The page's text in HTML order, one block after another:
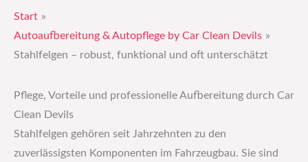
Start
Autoaufbereitung & Autopflege by Car Clean Devils
Stahlfelgen – robust, funktional und oft unterschätzt
Pflege, Vorteile und professionelle Aufbereitung durch Car
Clean Devils
Stahlfelgen gehören seit Jahrzehnten zu den
zuverlässigsten Komponenten im Fahrzeugbau. Sie sind